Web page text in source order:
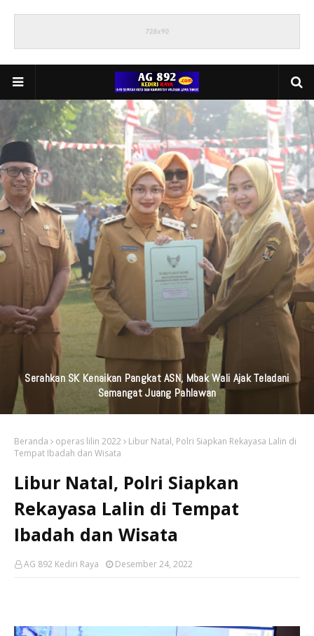
Serahkan SK Kenaikan Pangkat ASN, Mbak Wali Ajak Teladani
Semangat Juang Pahlawan
Beranda operas lilin 2022
Libur Natal, Polri Siapkan Rekayasa Lalin di
Tempat Ibadah dan Wisata
Libur Natal, Polri Siapkan
Rekayasa Lalin di Tempat
Ibadah dan Wisata
AG 892 Kediri Raya Desember 24, 2022